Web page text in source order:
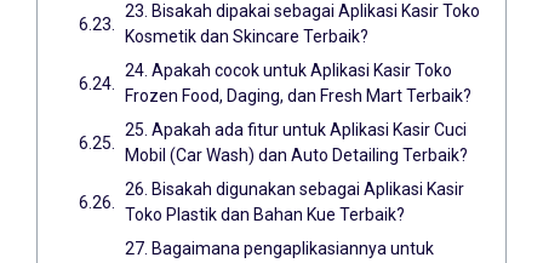
23. Bisakah dipakai sebagai Aplikasi Kasir Toko
Kosmetik dan Skincare Terbaik?
24. Apakah cocok untuk Aplikasi Kasir Toko
Frozen Food, Daging, dan Fresh Mart Terbaik?
25. Apakah ada fitur untuk Aplikasi Kasir Cuci
Mobil (Car Wash) dan Auto Detailing Terbaik?
26. Bisakah digunakan sebagai Aplikasi Kasir
Toko Plastik dan Bahan Kue Terbaik?
27. Bagaimana pengaplikasiannya untuk